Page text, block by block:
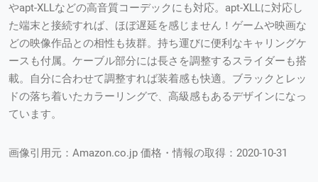
やapt-XLLなどの高音質コーデックにも対応。apt-XLLに対応し
た端末と接続すれば、ほぼ遅延を感じません！ゲームや映画な
どの映像作品との相性も抜群。持ち運びに便利なキャリングケ
ースも付属。ケーブル部分には長さを調整するスライダーも搭
載。自分に合わせて調整すれば装着感も快適。ブラックとレッ
ドの落ち着いたカラーリングで、高級感もあるデザインになっ
ています。
画像引用元：Amazon.co.jp 価格・情報の取得：2020-10-31